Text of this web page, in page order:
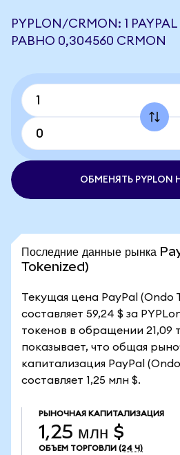
PYPLON/CRMON: 1
РАВНО 0,304560 CRMON
ОБМЕНЯТЬ PYPLON
Последние данные рынка
Tokenized)
Текущая цена PayPal (Ondo
составляет 59,24 $ за
токенов в обращении 21,09
показывает, что общая
капитализация PayPal
составляет 1,25 млн $.
РЫНОЧНАЯ КАПИТАЛИЗАЦИЯ
1,25 млн $
ОБЪЕМ ТОРГОВЛИ (24 Ч)